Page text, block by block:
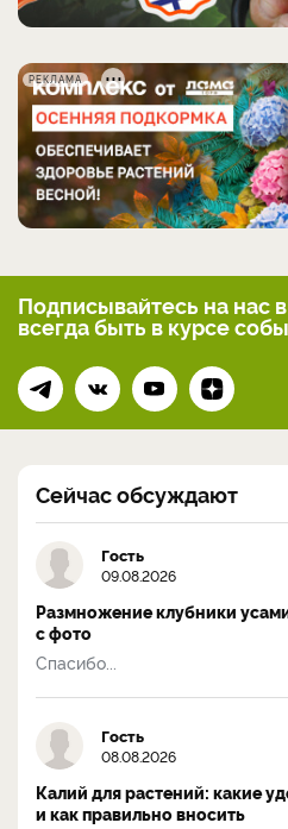
РЕКЛАМА
Подписывайтесь на нас
всегдабыть в курсе
Сейчас обсуждают
Гость
09.08.2026
Размножение клубники
с фото
Спасибо...
Гость
08.08.2026
Калий для растений: какие
и как правильно вносить